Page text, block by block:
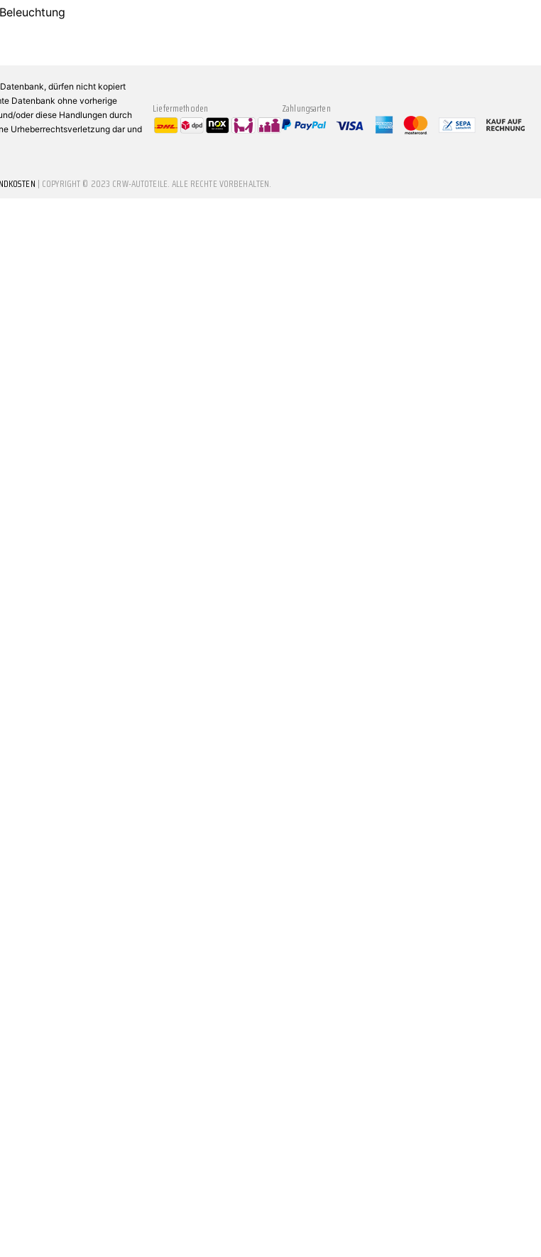
Beleuchtung
dürfen nicht kopiert
Datenbank ohne vorherige
oder diese Handlungen durch
Urheberrechtsverletzung dar und
Liefermethoden Zahlungsarten
| COPYRIGHT © 2023 CRW-AUTOTEILE. ALLE RECHTE VORBEHALTEN.